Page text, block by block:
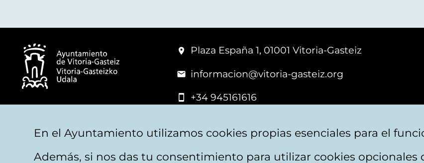
Plaza España 1, 01001 Vitoria-Gasteiz
informacion@vitoria-gasteiz.org
+34 945161616
En el Ayuntamiento utilizamos cookies propias esenciales para el
Además, si nos das tu consentimiento para utilizar cookies